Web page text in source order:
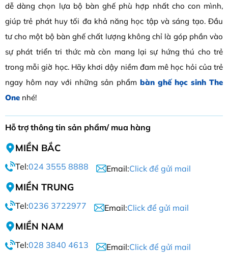
dễ dàng chọn lựa bộ bàn ghế phù hợp nhất cho con mình,
giúp trẻ phát huy tối đa khả năng học tập và sáng tạo. Đầu
tư cho một bộ bàn ghế chất lượng không chỉ là góp phần vào
sự phát triển tri thức mà còn mang lại sự hứng thú cho trẻ
trong mỗi giờ học. Hãy khơi dậy niềm đam mê học hỏi của trẻ
ngay hôm nay với những sản phẩm bàn ghế học sinh The
One nhé!
Hỗ trợ thông tin sản phẩm/ mua hàng
MIỀN BẮC
Tel:024 3555 8888 Email:Click để gửi mail
MIỀN TRUNG
Tel:0236 3722977 Email:Click để gửi mail
MIỀN NAM
Tel:028 3840 4613 Email:Click để gửi mail